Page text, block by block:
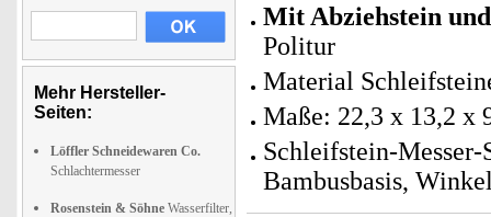
Mehr Hersteller-
Seiten:
Löffler Schneidewaren Co.
Schlachtermesser
Rosenstein & Söhne Wasserfilter,
Mit Abziehstein
Politur
Material
Maße: 22,3 x 13,2 x
Schleifstein-
Bambusbasis,